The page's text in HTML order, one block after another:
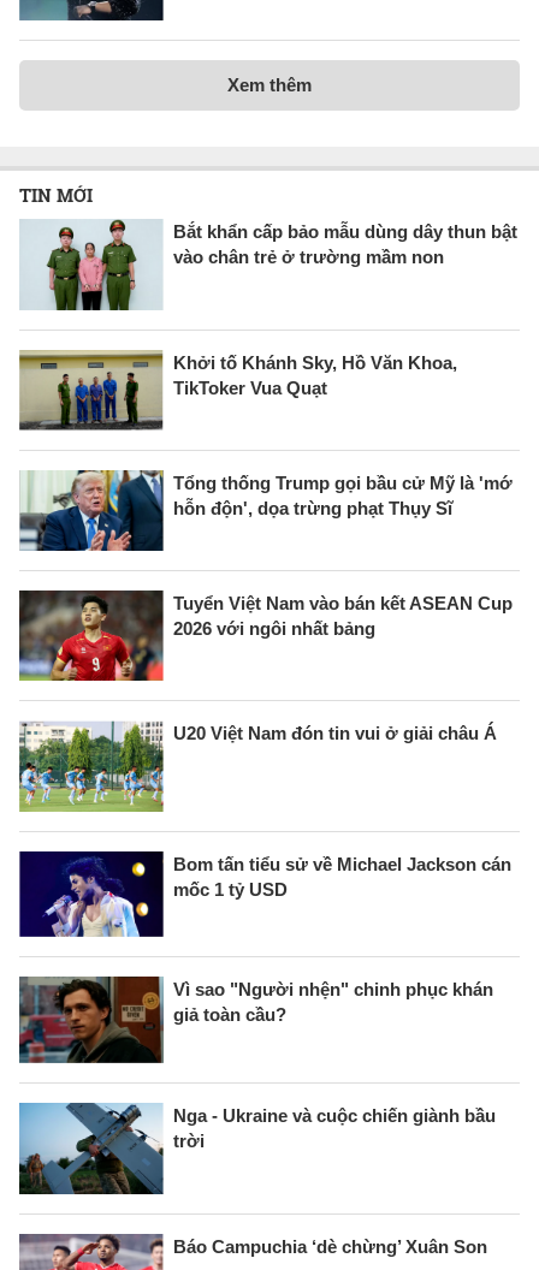
Xem thêm
TIN MỚI
Bắt khẩn cấp bảo mẫu dùng dây thun bật
vào chân trẻ ở trường mầm non
Khởi tố Khánh Sky, Hồ Văn Khoa,
TikToker Vua Quạt
Tổng thống Trump gọi bầu cử Mỹ là 'mớ
hỗn độn', dọa trừng phạt Thụy Sĩ
Tuyển Việt Nam vào bán kết ASEAN Cup
2026 với ngôi nhất bảng
U20 Việt Nam đón tin vui ở giải châu Á
Bom tấn tiểu sử về Michael Jackson cán
mốc 1 tỷ USD
Vì sao "Người nhện" chinh phục khán
giả toàn cầu?
Nga - Ukraine và cuộc chiến giành bầu
trời
Báo Campuchia ‘dè chừng’ Xuân Son